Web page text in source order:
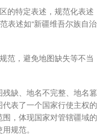
的特定表述，规范化表述
表述如“新疆维吾尔族自治
范，避免地图缺失等不当
缺、地名不完整、地名篡
表了一个国家行使主权的
，体现国家对管辖疆域的
规范。